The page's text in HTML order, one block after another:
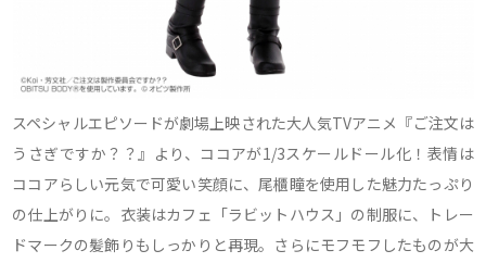
スペシャルエピソードが劇場上映された大人気TVアニメ『ご注文は
うさぎですか？？』より、ココアが1/3スケールドール化！表情は
ココアらしい元気で可愛い笑顔に、尾櫃瞳を使用した魅力たっぷり
の仕上がりに。衣装はカフェ「ラビットハウス」の制服に、トレー
ドマークの髪飾りもしっかりと再現。さらにモフモフしたものが大